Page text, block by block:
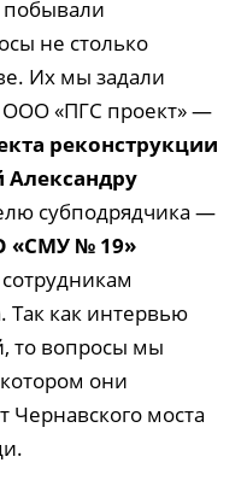
не столько
Их мы задали
«ПГС проект» —
реконструкции
Александру
субподрядчика —
«СМУ № 19»
как интервью
то вопросы мы
они
Чернавского моста